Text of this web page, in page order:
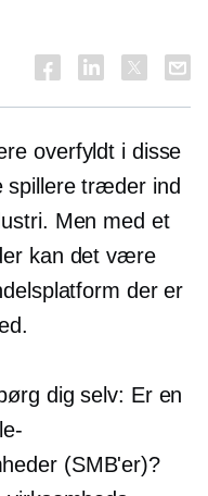
overfyldt i disse
spillere træder ind
Men med et
kan det være
der er
dig selv: Er en
(SMB'er)?